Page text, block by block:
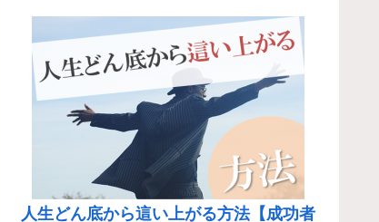
人生どん底から這い上がる方法【成功者